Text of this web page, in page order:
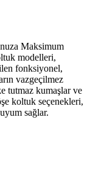
Maksimum
modelleri,
fonksiyonel,
vazgeçilmez
tutmaz kumaşlar ve
koltuk seçenekleri,
sağlar.